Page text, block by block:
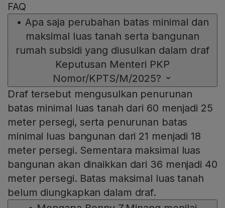
FAQ
• Apa saja perubahan batas minimal dan
maksimal luas tanah serta bangunan
rumah subsidi yang diusulkan dalam draf
Keputusan Menteri PKP
Nomor/KPTS/M/2025?
Draf tersebut mengusulkan penurunan
batas minimal luas tanah dari 60 menjadi 25
meter persegi, serta penurunan batas
minimal luas bangunan dari 21 menjadi 18
meter persegi. Sementara maksimal luas
bangunan akan dinaikkan dari 36 menjadi 40
meter persegi. Batas maksimal luas tanah
belum diungkapkan dalam draf.